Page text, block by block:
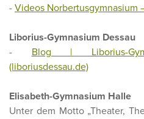
- Videos Norbertusgymnasium
Liborius-Gymnasium Dessau
- Blog | Liborius-
(liboriusdessau.de)
Elisabeth-Gymnasium Halle
Unter dem Motto „Theater,